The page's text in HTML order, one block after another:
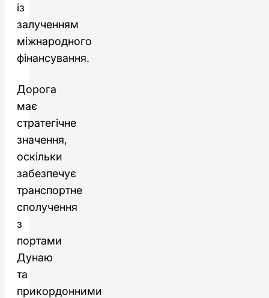
із
залученням
міжнародного
фінансування.
Дорога
має
стратегічне
значення,
оскільки
забезпечує
транспортне
сполучення
з
портами
Дунаю
та
прикордонними